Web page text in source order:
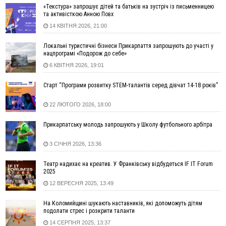
20:47
На "зебрі" у Франківську два мотоциклісти збили жінку
18:55
Прикарпаття серед лідерів за будівництвом новобудов і
16:48
ВІДЕО Де безпечно купатися на Прикарпатті?
16:20
У Франківську дружина загиблого воїна створила
організацію «КОД 7'Я», аби підтримувати військових та їхні
сім'ї
15:57
У Коломиї на одній з вулиць встановлять комплекс
автоматичної фіксації швидкості
15:00
На Закарпатті викрили масштабну схему незаконного
виключення військовозобов’язаних з обліку
14:31
«Багато питань буде знято». На громадських слуханнях в
Яремче обговорили, як вирішити питання джипінгу в
Карпатах
13:54
5 «тихих» хвороб, які виявляє профілактичне обстеження
нового руху
12:57
У Франківську зафіксували найбільшу спеку за всю історію
«Текстура» запрошує дітей та батьків на зустріч із письменницею
та активісткою Анною Повх
14 КВІТНЯ 2026, 21:00
Локальні туристичні бізнеси Прикарпаття запрошують до участі у
нацпрограмі «Подорож до себе»
6 КВІТНЯ 2026, 19:01
Старт “Програми розвитку STEM-талантів серед дівчат 14-18 років”
22 ЛЮТОГО 2026, 18:00
Прикарпатську молодь запрошують у Школу футбольного арбітра
3 СІЧНЯ 2026, 13:36
Театр надихає на креатив. У Франківську відбудеться IF IT Forum
2025
12 ВЕРЕСНЯ 2025, 13:49
На Коломийщині шукають наставників, які допоможуть дітям
подолати стрес і розкрити таланти
14 СЕРПНЯ 2025, 13:37